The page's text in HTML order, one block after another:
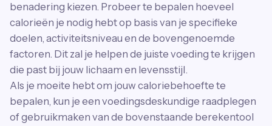
benadering kiezen. Probeer te bepalen hoeveel
calorieën je nodig hebt op basis van je specifieke
doelen, activiteitsniveau en de bovengenoemde
factoren. Dit zal je helpen de juiste voeding te krijgen
die past bij jouw lichaam en levensstijl.
Als je moeite hebt om jouw caloriebehoefte te
bepalen, kun je een voedingsdeskundige raadplegen
of gebruikmaken van de bovenstaande berekentool